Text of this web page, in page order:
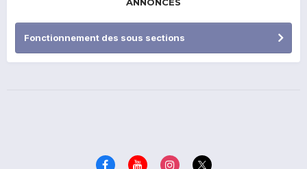
ANNONCES
Fonctionnement des sous sections